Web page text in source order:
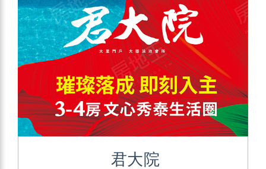
君大院